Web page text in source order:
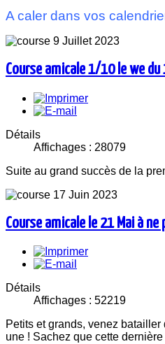
A caler dans vos
Course amicale 1/10 le we du
Détails
Affichages : 28079
Suite au grand succès de la
Course amicale le 21 Mai à ne
Détails
Affichages : 52219
Petits et grands, venez
une ! Sachez que cette